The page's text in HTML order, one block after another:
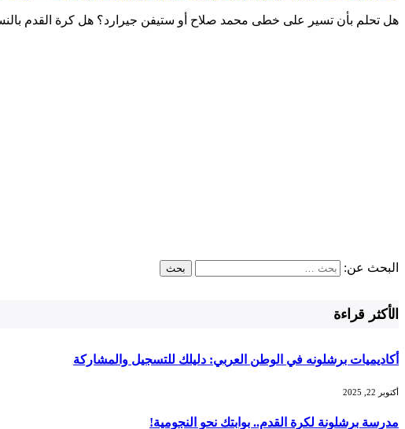
هل تحلم بأن تسير على خطى محمد صلاح أو ستيفن جيرارد؟ هل كرة القدم
البحث عن:
الأكثر قراءة
أكاديميات برشلونه في الوطن العربي: دليلك للتسجيل والمشاركة
أكتوبر 22, 2025
مدرسة برشلونة لكرة القدم.. بوابتك نحو النجومية!